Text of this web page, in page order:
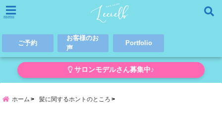
menu
ご予約
お客様のお
声
Portfolio
サロンモデルさん募集中♪
ホーム 髪に関するホントのところ